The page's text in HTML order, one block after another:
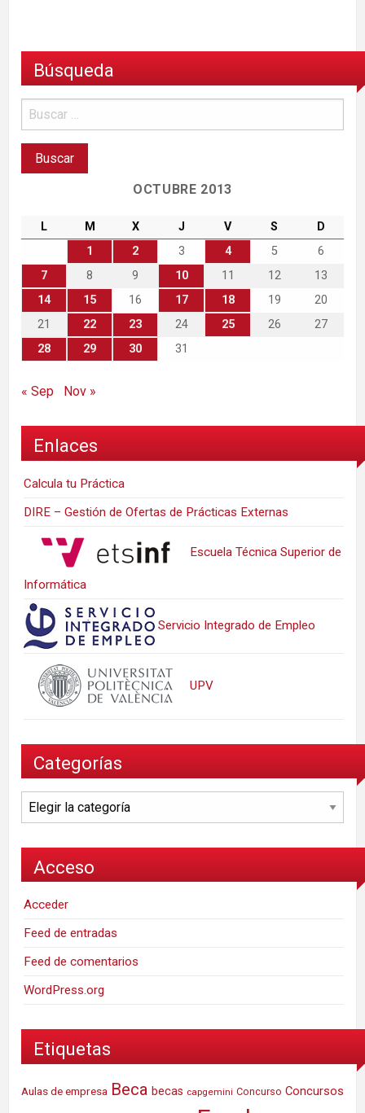
Búsqueda
OCTUBRE 2013
L M X J V S
D
1
2 3 4 5
6
7
8 9 10 11 12
13
14
15 16 17 18 19
20
21
22 23 24 25 26
27
28
29 30 31
« Sep Nov »
Enlaces
Calcula tu Práctica
DIRE – Gestión de Ofertas de Prácticas Externas
Escuela Técnica Superior de
Informática
Servicio Integrado de Empleo
UPV
Categorías
Categorías
Acceso
Acceder
Feed de entradas
Feed de comentarios
WordPress.org
Etiquetas
Aulas de empresa Beca becas capgemini Concurso Concursos